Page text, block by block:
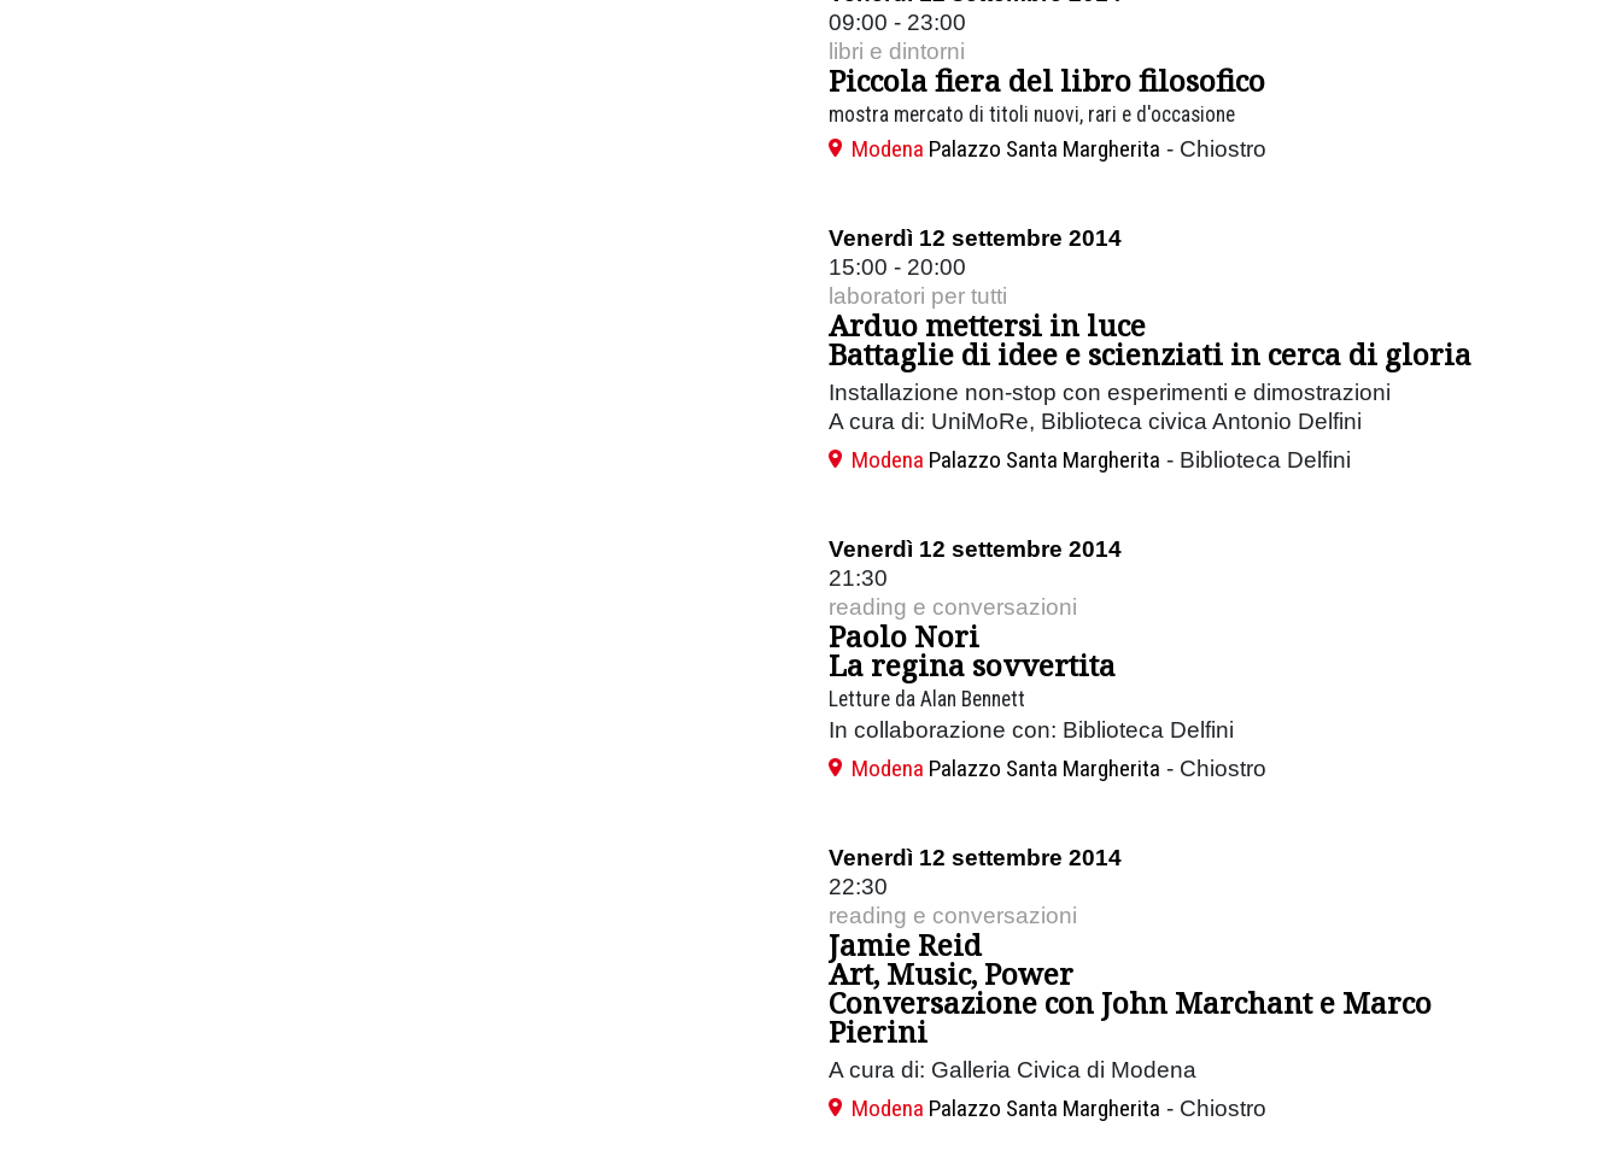
09:00 - 23:00
libri e dintorni
Piccola fiera del libro filosofico
mostra mercato di titoli nuovi, rari e d'occasione
Modena Palazzo Santa Margherita - Chiostro
Venerdì 12 settembre 2014
15:00 - 20:00
laboratori per tutti
Arduo mettersi in luce
Battaglie di idee e scienziati in cerca di gloria
Installazione non-stop con esperimenti e dimostrazioni
A cura di: UniMoRe, Biblioteca civica Antonio Delfini
Modena Palazzo Santa Margherita - Biblioteca Delfini
Venerdì 12 settembre 2014
21:30
reading e conversazioni
Paolo Nori
La regina sovvertita
Letture da Alan Bennett
In collaborazione con: Biblioteca Delfini
Modena Palazzo Santa Margherita - Chiostro
Venerdì 12 settembre 2014
22:30
reading e conversazioni
Jamie Reid
Art, Music, Power
Conversazione con John Marchant e Marco
Pierini
A cura di: Galleria Civica di Modena
Modena Palazzo Santa Margherita - Chiostro